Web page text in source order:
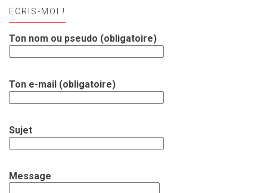
ECRIS-MOI !
Ton nom ou pseudo (obligatoire)
Ton e-mail (obligatoire)
Sujet
Message